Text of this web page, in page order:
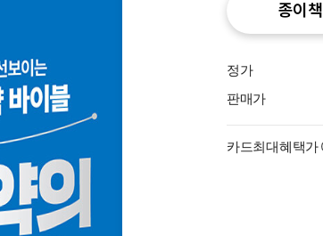
종이책
정가
판매가
카드최대혜택가